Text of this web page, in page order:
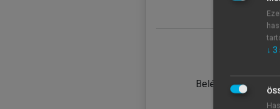
Belépés
↓ 3